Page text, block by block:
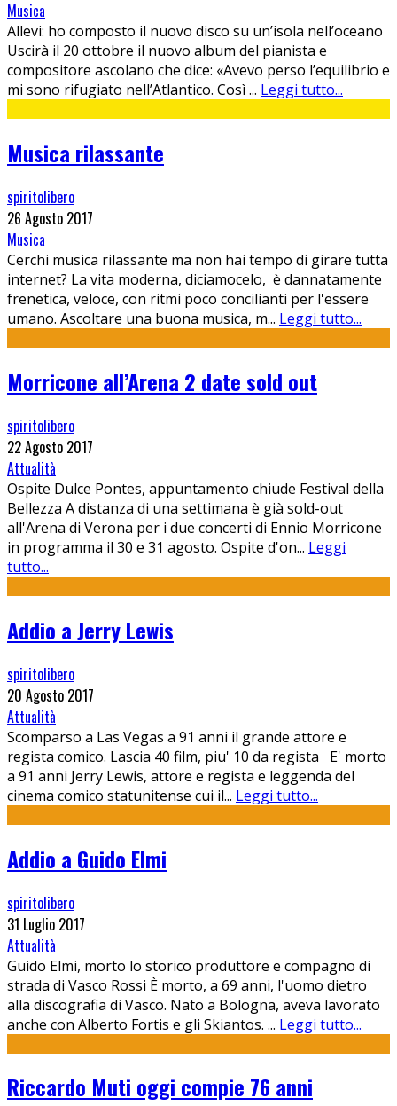
Musica
Allevi: ho composto il nuovo disco su un’isola nell’oceano
Uscirà il 20 ottobre il nuovo album del pianista e
compositore ascolano che dice: «Avevo perso l’equilibrio e
mi sono rifugiato nell’Atlantico. Così... Leggi tutto...
Musica rilassante
spiritolibero
26 Agosto 2017
Musica
Cerchi musica rilassante ma non hai tempo di girare tutta
internet? La vita moderna, diciamocelo, è dannatamente
frenetica, veloce, con ritmi poco concilianti per l'essere
umano. Ascoltare una buona musica, m... Leggi tutto...
Morricone all’Arena 2 date sold out
spiritolibero
22 Agosto 2017
Attualità
Ospite Dulce Pontes, appuntamento chiude Festival della
Bellezza A distanza di una settimana è già sold-out
all'Arena di Verona per i due concerti di Ennio Morricone
in programma il 30 e 31 agosto. Ospite d'on... Leggi
tutto...
Addio a Jerry Lewis
spiritolibero
20 Agosto 2017
Attualità
Scomparso a Las Vegas a 91 anni il grande attore e
regista comico. Lascia 40 film, piu' 10 da regista E' morto
a 91 anni Jerry Lewis, attore e regista e leggenda del
cinema comico statunitense cui il... Leggi tutto...
Addio a Guido Elmi
spiritolibero
31 Luglio 2017
Attualità
Guido Elmi, morto lo storico produttore e compagno di
strada di Vasco Rossi È morto, a 69 anni, l'uomo dietro
alla discografia di Vasco. Nato a Bologna, aveva lavorato
anche con Alberto Fortis e gli Skiantos. ... Leggi tutto...
Riccardo Muti oggi compie 76 anni